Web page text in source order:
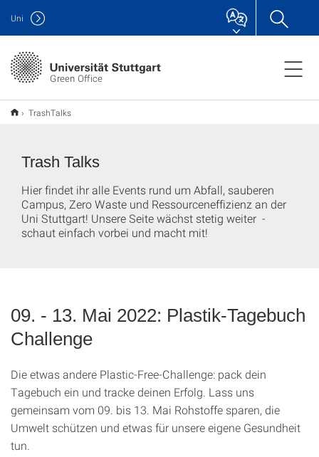
Green Office
Uni
TrashTalks
Trash Talks
Hier findet ihr alle Events rund um Abfall, sauberen
Campus, Zero Waste und Ressourceneffizienz an der
Uni Stuttgart! Unsere Seite wächst stetig weiter -
schaut einfach vorbei und macht mit!
09. - 13. Mai 2022: Plastik-Tagebuch
Challenge
Die etwas andere Plastic-Free-Challenge: pack dein
Tagebuch ein und tracke deinen Erfolg. Lass uns
gemeinsam vom 09. bis 13. Mai Rohstoffe sparen, die
Umwelt schützen und etwas für unsere eigene Gesundheit
tun.